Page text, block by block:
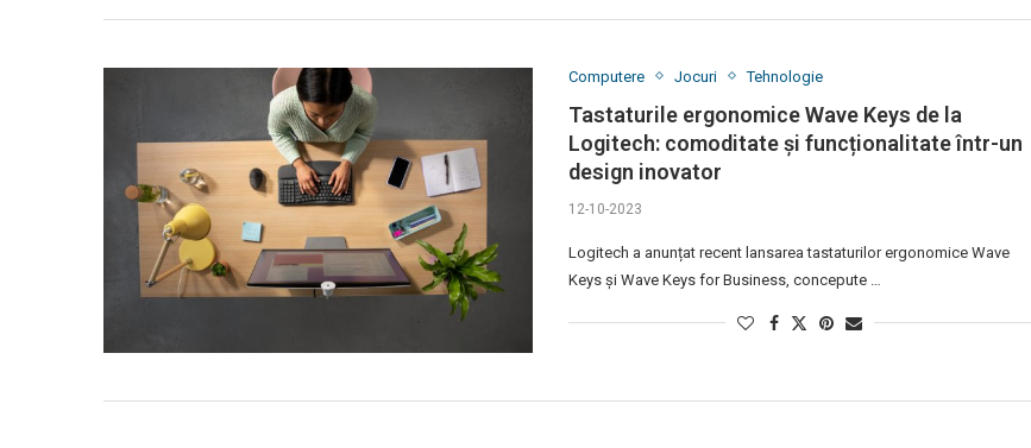
Computere Jocuri Tehnologie
Tastaturile ergonomice Wave Keys de la
Logitech: comoditate și funcționalitate într-un
design inovator
12-10-2023
Logitech a anunțat recent lansarea tastaturilor ergonomice Wave
Keys și Wave Keys for Business, concepute …